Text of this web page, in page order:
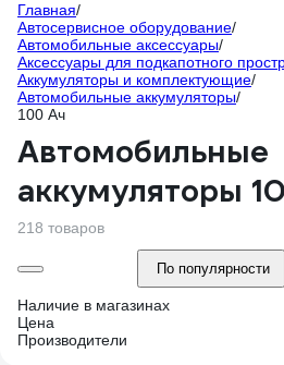
Главная/
Автосервисное оборудование/
Автомобильные аксессуары/
Аксессуары для подкапотного
Аккумуляторы и комплектующие/
Автомобильные аккумуляторы/
100 Ач
Автомобильные
аккумуляторы
218 товаров
По популярности
Наличие в магазинах
Цена
Производители